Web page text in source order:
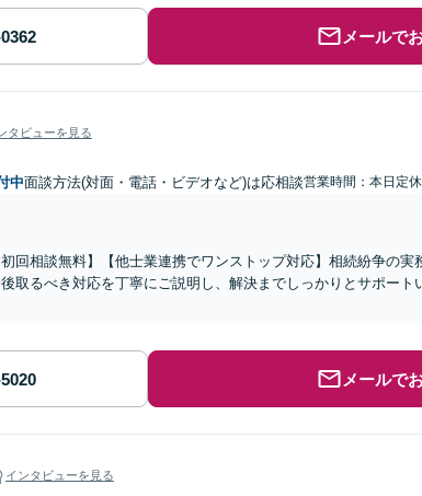
メールで
タビューを見る
中面談方法(対面・電話・ビデオなど)は応相談営業時間：本日定休
初回相談無料】【他士業連携でワンストップ対応】相続紛争の
取るべき対応を丁寧にご説明し、解決までしっかりとサポー
メールで
インタビューを見る